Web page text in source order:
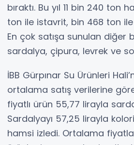
bıraktı. Bu yıl 11 bin 240 ton
ton ile istavrit, bin 468 ton
En çok satışa sunulan diğer
sardalya, çipura, levrek ve
İBB Gürpınar Su Ürünleri
ortalama satış verilerine
fiyatlı ürün 55,77 lirayla
Sardalyayı 57,25 lirayla
hamsi izledi. Ortalama